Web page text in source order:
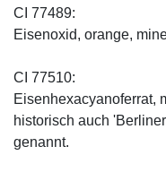
CI 77489:
Eisenoxid, orange,
CI 77510:
Eisenhexacyanoferrat,
historisch auch
genannt.